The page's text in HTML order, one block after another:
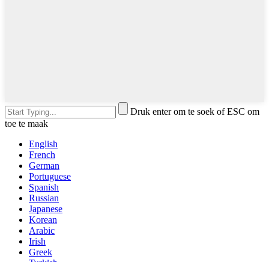
Druk enter om te soek of ESC om
toe te maak
English
French
German
Portuguese
Spanish
Russian
Japanese
Korean
Arabic
Irish
Greek